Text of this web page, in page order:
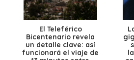
El Teleférico
Bicentenario revela
un detalle clave: así
funcionará el viaje de